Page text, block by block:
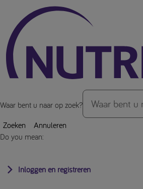
Over de inhoud van de pagina
Waar bent u naar op zoek?
Zoeken
Annuleren
Do you mean:
Inloggen en registreren